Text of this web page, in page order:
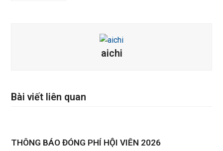
aichi
Bài viết liên quan
THÔNG BÁO ĐÓNG PHÍ HỘI VIÊN 2026